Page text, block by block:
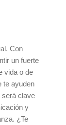
Con
un fuerte
vida o de
te ayuden
será clave
y
¿Te